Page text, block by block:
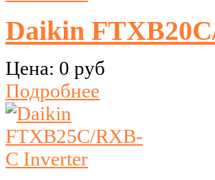
Daikin
Цена: 0 руб
Подробнее